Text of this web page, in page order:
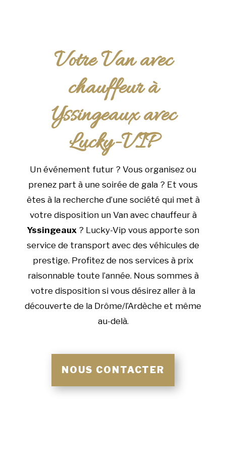
Votre Van avec
chauffeur à
Yssingeaux avec
Lucky-VIP
Un événement futur ? Vous organisez ou
prenez part à une soirée de gala ? Et vous
êtes à la recherche d’une société qui met à
votre disposition un Van avec chauffeur à
Yssingeaux ? Lucky-Vip vous apporte son
service de transport avec des véhicules de
prestige. Profitez de nos services à prix
raisonnable toute l’année. Nous sommes à
votre disposition si vous désirez aller à la
découverte de la Drôme/l’Ardèche et même
au-delà.
NOUS CONTACTER